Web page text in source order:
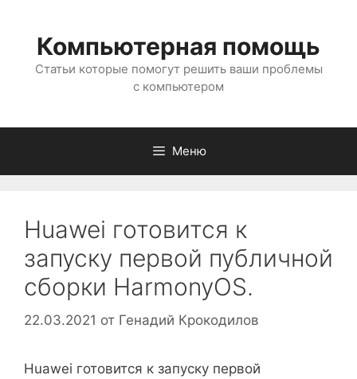
содержимому
Компьютерная помощь
Статьи которые помогут решить ваши проблемы
с компьютером
Меню
Huawei готовится к
запуску первой публичной
сборки HarmonyOS.
22.03.2021 от Генадий Крокодилов
Huawei готовится к запуску первой